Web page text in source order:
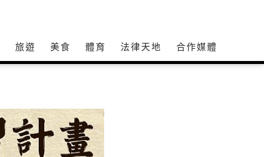
旅遊 美食 體育 法律天地 合作媒體